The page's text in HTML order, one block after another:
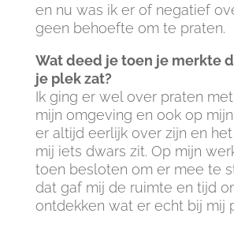
en nu was ik er of negatief
geen behoefte om te praten.
Wat deed je toen je merkte
je plek zat?
Ik ging er wel over praten
mijn omgeving en ook op
er altijd eerlijk over zijn en
mij iets dwars zit. Op mijn
toen besloten om er mee te
dat gaf mij de ruimte en tijd
ontdekken wat er echt bij mij